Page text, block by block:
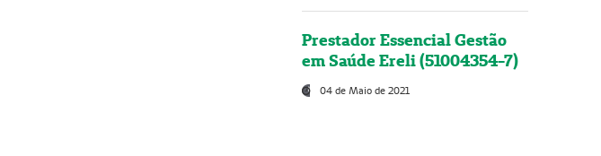
Prestador Essencial Gestão
em Saúde Ereli (51004354-7)
04 de Maio de 2021